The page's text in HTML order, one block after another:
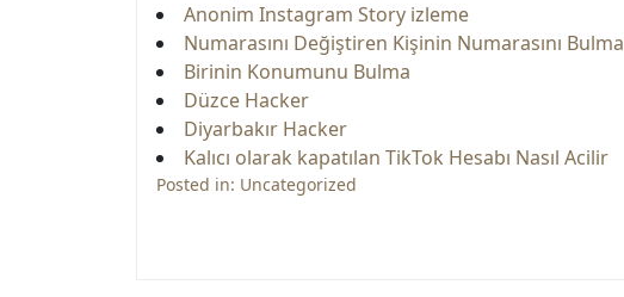
Anonim Instagram Story izleme
Numarasını Değiştiren Kişinin Numarasını Bulma
Birinin Konumunu Bulma
Düzce Hacker
Diyarbakır Hacker
Kalıcı olarak kapatılan TikTok Hesabı Nasıl Acilir
Posted in: Uncategorized